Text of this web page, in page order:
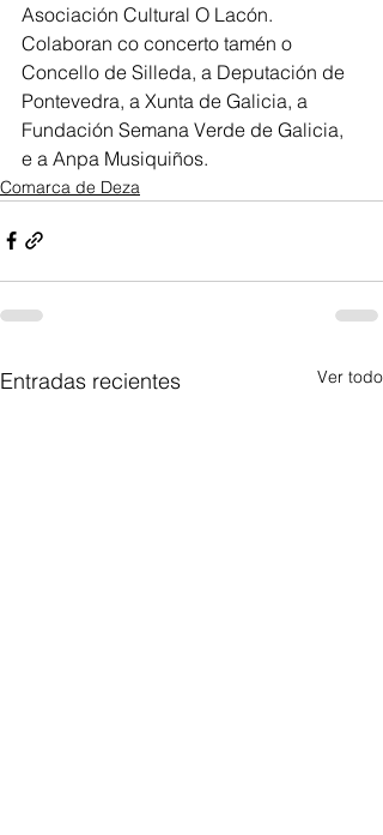
Asociación Cultural O Lacón.
Colaboran co concerto tamén o
Concello de Silleda, a Deputación de
Pontevedra, a Xunta de Galicia, a
Fundación Semana Verde de Galicia,
e a Anpa Musiquiños.
Comarca de Deza
Entradas recientes Ver todo